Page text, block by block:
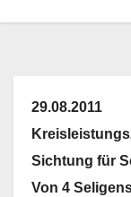
29.08.2011
Sichtung für
Von 4